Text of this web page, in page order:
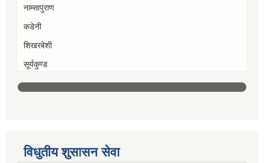
नाम्सापुराण
कडेनी
शिखरबेशी
सूर्यकुण्ड
विधुतीय शुसासन सेवा